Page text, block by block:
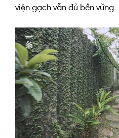
viện gạch vẫn đủ bền vững.